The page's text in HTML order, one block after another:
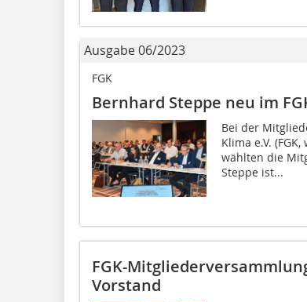
Ausgabe 06/2023
FGK
Bernhard Steppe neu im
Bei der
Klima e.V.
wählten die
Steppe ist...
FGK-
Vorstand